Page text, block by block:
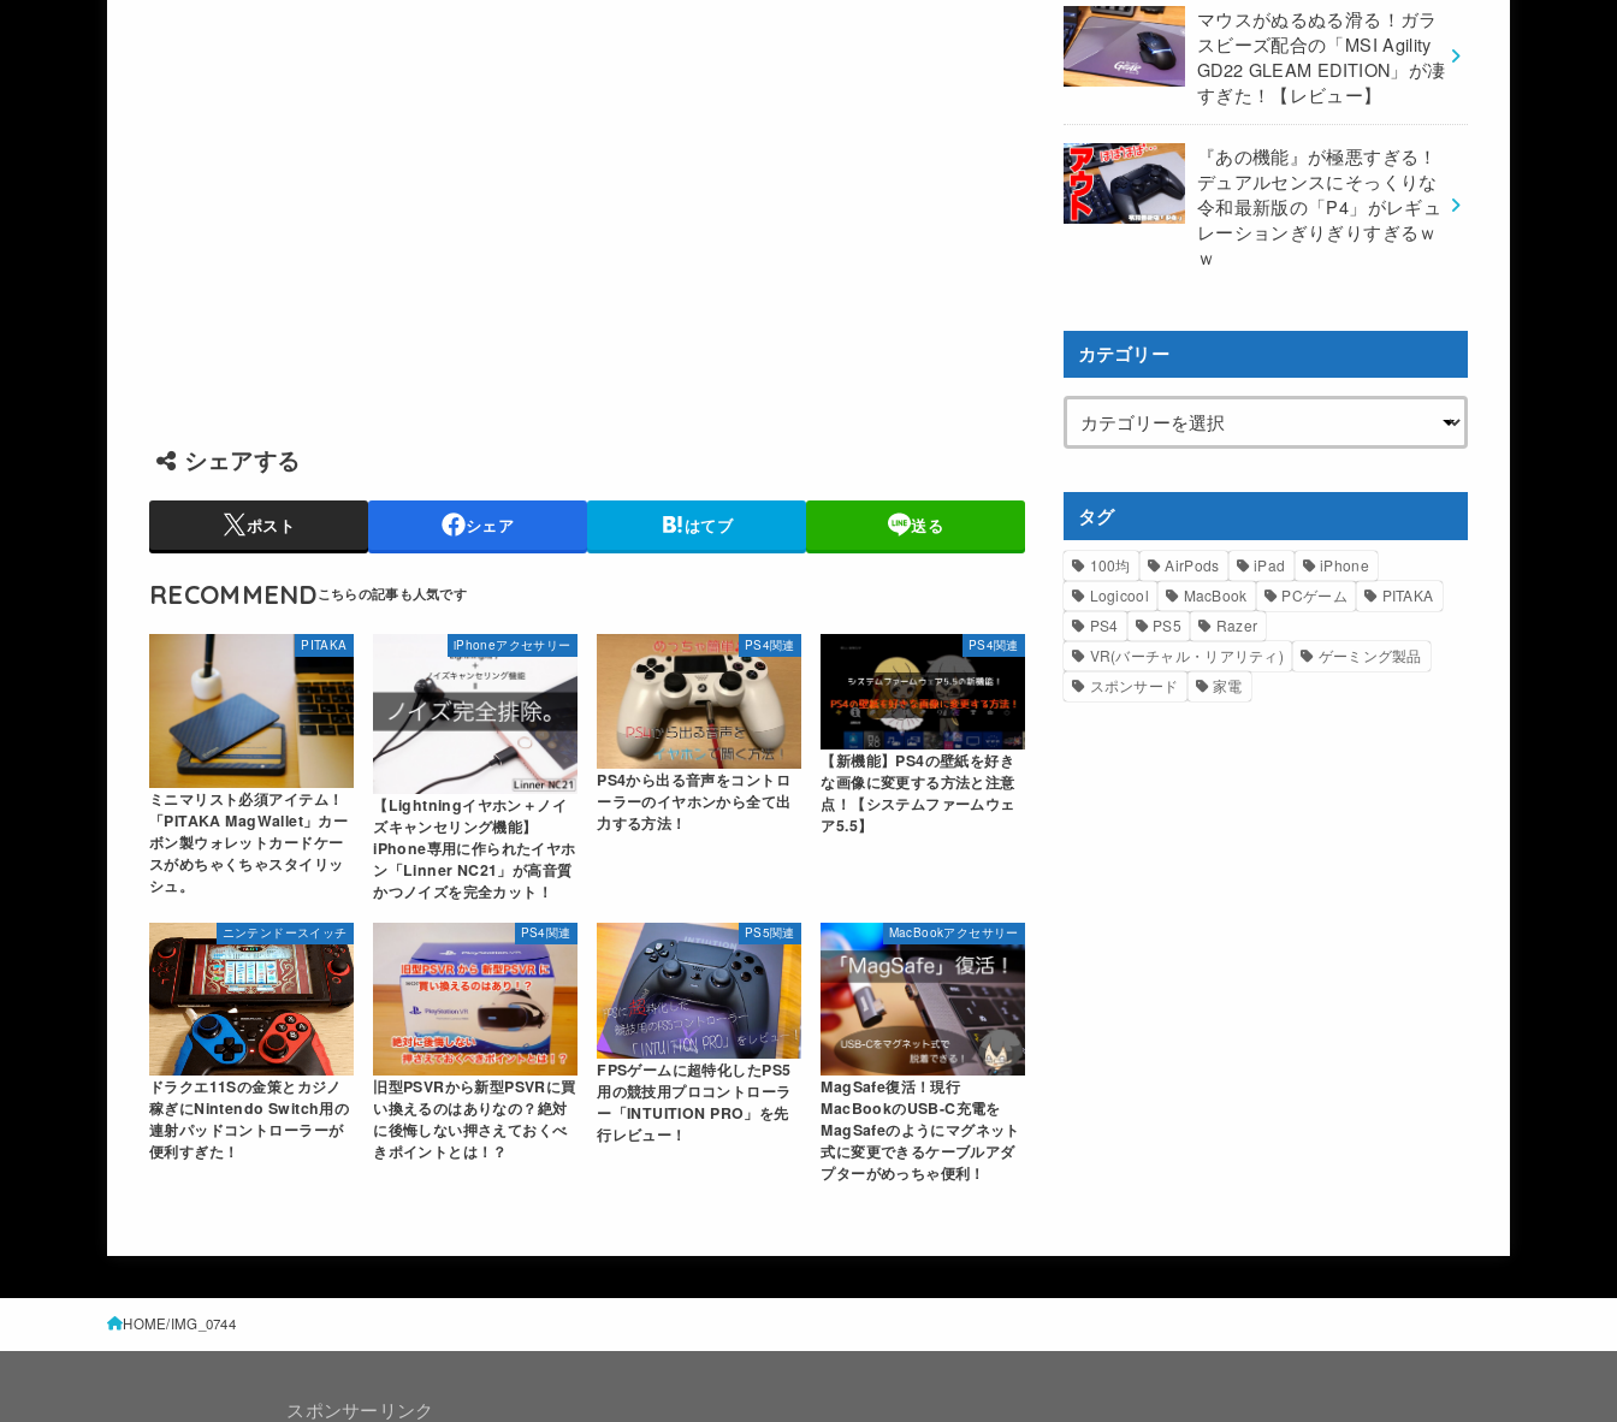
シェアする
ポスト シェア はてブ 送る
RECOMMEND
PITAKA
ミニマリスト必須アイテム！
「PITAKA MagWallet」カー
ボン製ウォレットカードケー
スがめちゃくちゃスタイリッ
シュ。
iPhoneアクセサリー
【Lightningイヤホン＋ノイ
ズキャンセリング機能】
iPhone専用に作られたイヤホ
ン「Linner NC21」が高音質
かつノイズを完全カット！
PS4関連
PS4から出る音声をコントロ
ーラーのイヤホンから全て出
力する方法！
PS4関連
【新機能】PS4の壁紙を好き
な画像に変更する方法と注意
点！【システムファームウェ
ア5.5】
ニンテンドースイッチ
ドラクエ11Sの金策とカジノ
稼ぎにNintendo Switch用の
連射パッドコントローラーが
便利すぎた！
PS4関連
旧型PSVRから新型PSVRに買
い換えるのはありなの？絶対
に後悔しない押さえておくべ
きポイントとは！？
PS5関連
FPSゲームに超特化したPS5
用の競技用プロコントローラ
ー「INTUITION PRO」を先
行レビュー！
MacBookアクセサリー
MagSafe復活！現行
MacBookのUSB-C充電を
MagSafeのようにマグネット
式に変更できるケーブルアダ
プターがめっちゃ便利！
マウスがぬるぬる滑る！ガラ
スビーズ配合の「MSI Agility
GD22 GLEAM EDITION」が凄
すぎた！【レビュー】
『あの機能』が極悪すぎる！
デュアルセンスにそっくりな
令和最新版の「P4」がレギュ
レーションぎりぎりすぎるｗ
ｗ
カテゴリー
タグ
100均 AirPods iPad
iPhone
Logicool
MacBook PCゲーム
PITAKA
PS4
PS5
Razer
VR(バーチャル・リアリティ)
ゲーミング製品
スポンサード
家電
HOME IMG_0744
スポンサーリンク